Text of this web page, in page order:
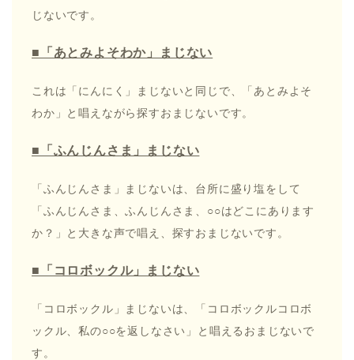
じないです。
■「あとみよそわか」まじない
これは「にんにく」まじないと同じで、「あとみよそ
わか」と唱えながら探すおまじないです。
■「ふんじんさま」まじない
「ふんじんさま」まじないは、台所に盛り塩をして
「ふんじんさま、ふんじんさま、○○はどこにあります
か？」と大きな声で唱え、探すおまじないです。
■「コロボックル」まじない
「コロボックル」まじないは、「コロボックルコロボ
ックル、私の○○を返しなさい」と唱えるおまじないで
す。